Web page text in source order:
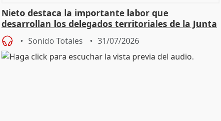
Nieto destaca la importante labor que
desarrollan los delegados territoriales de la Junta
Sonido Totales 31/07/2026